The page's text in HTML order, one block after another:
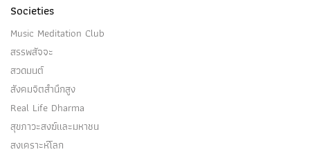
วิจิกิจฉา คือ ความลังเลสงสัย เป็นหนึ่งสังโยชน์ ๓ และ
Societies
Music Meditation Club
สรรพสัจจะ
สวดมนต์
สังคมจิตสำนึกสูง
Real Life Dharma
สุขภาวะสงฆ์และมหาชน
สงเคราะห์โลก